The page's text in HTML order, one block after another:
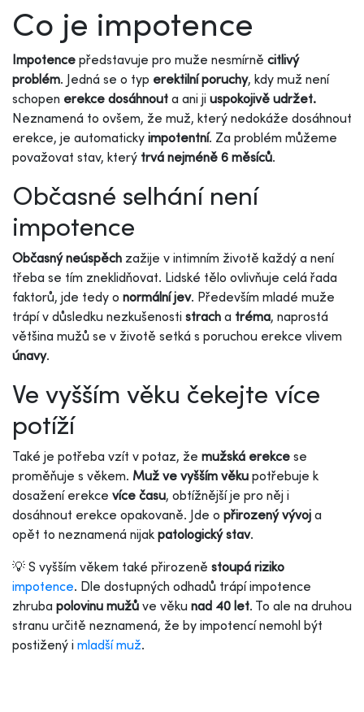
Co je impotence
Impotence představuje pro muže nesmírně citlivý
problém. Jedná se o typ erektilní poruchy, kdy muž není
schopen erekce dosáhnout a ani ji uspokojivě udržet.
Neznamená to ovšem, že muž, který nedokáže dosáhnout
erekce, je automaticky impotentní. Za problém můžeme
považovat stav, který trvá nejméně 6 měsíců.
Občasné selhání není
impotence
Občasný neúspěch zažije v intimním životě každý a není
třeba se tím zneklidňovat. Lidské tělo ovlivňuje celá řada
faktorů, jde tedy o normální jev. Především mladé muže
trápí v důsledku nezkušenosti strach a tréma, naprostá
většina mužů se v životě setká s poruchou erekce vlivem
únavy.
Ve vyšším věku čekejte více
potíží
Také je potřeba vzít v potaz, že mužská erekce se
proměňuje s věkem. Muž ve vyšším věku potřebuje k
dosažení erekce více času, obtížnější je pro něj i
dosáhnout erekce opakovaně. Jde o přirozený vývoj a
opět to neznamená nijak patologický stav.
💡 S vyšším věkem také přirozeně stoupá riziko
impotence. Dle dostupných odhadů trápí impotence
zhruba polovinu mužů ve věku nad 40 let. To ale na druhou
stranu určitě neznamená, že by impotencí nemohl být
postižený i mladší muž.